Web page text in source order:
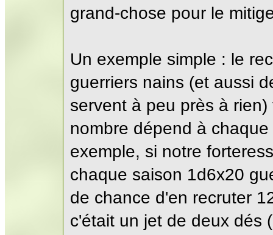
grand-chose pour le
Un exemple simple : le
guerriers nains (et aussi
servent à peu près à
nombre dépend à
exemple, si notre
chaque saison 1d6x20
de chance d'en recruter
c'était un jet de deux dés